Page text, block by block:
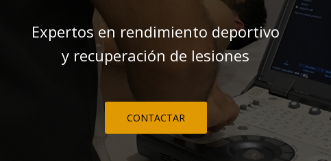
Expertos en rendimiento deportivo
y recuperación de lesiones
CONTACTAR